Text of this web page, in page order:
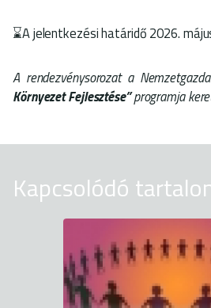
⌛A jelentkezési határidő 2026.
A rendezvénysorozat a
Környezet Fejlesztése”programja
Kapcsolódó